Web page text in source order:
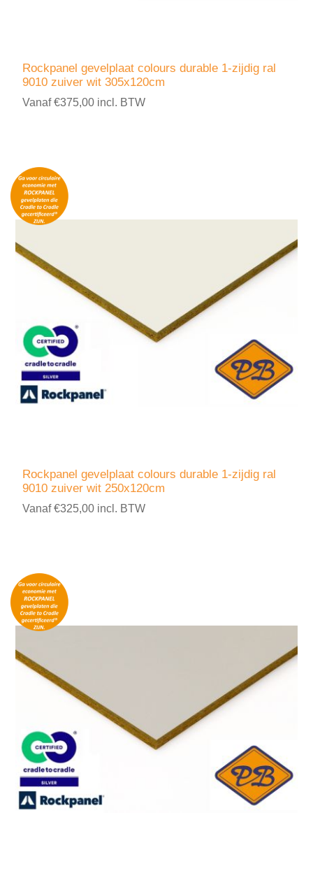
Rockpanel gevelplaat colours durable 1-zijdig ral
9010 zuiver wit 305x120cm
Vanaf €375,00 incl. BTW
Rockpanel gevelplaat colours durable 1-zijdig ral
9010 zuiver wit 250x120cm
Vanaf €325,00 incl. BTW